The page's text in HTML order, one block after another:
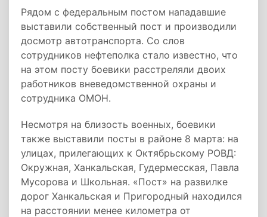
Рядом с федеральным постом нападавшие
выставили собственный пост и производили
досмотр автотранспорта. Со слов
сотрудников нефтеполка стало известно, что
на этом посту боевики расстреляли двоих
работников вневедомственной охраны и
сотрудника ОМОН.
Несмотря на близость военных, боевики
также выставили посты в районе 8 марта: на
улицах, прилегающих к Октябрьскому РОВД:
Окружная, Ханкальская, Гудермесская, Павла
Мусорова и Школьная. «Пост» на развилке
дорог Ханкальская и Пригородный находился
на расстоянии менее километра от